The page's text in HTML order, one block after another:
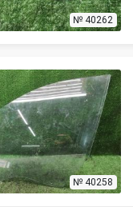
№ 40262
№ 40258